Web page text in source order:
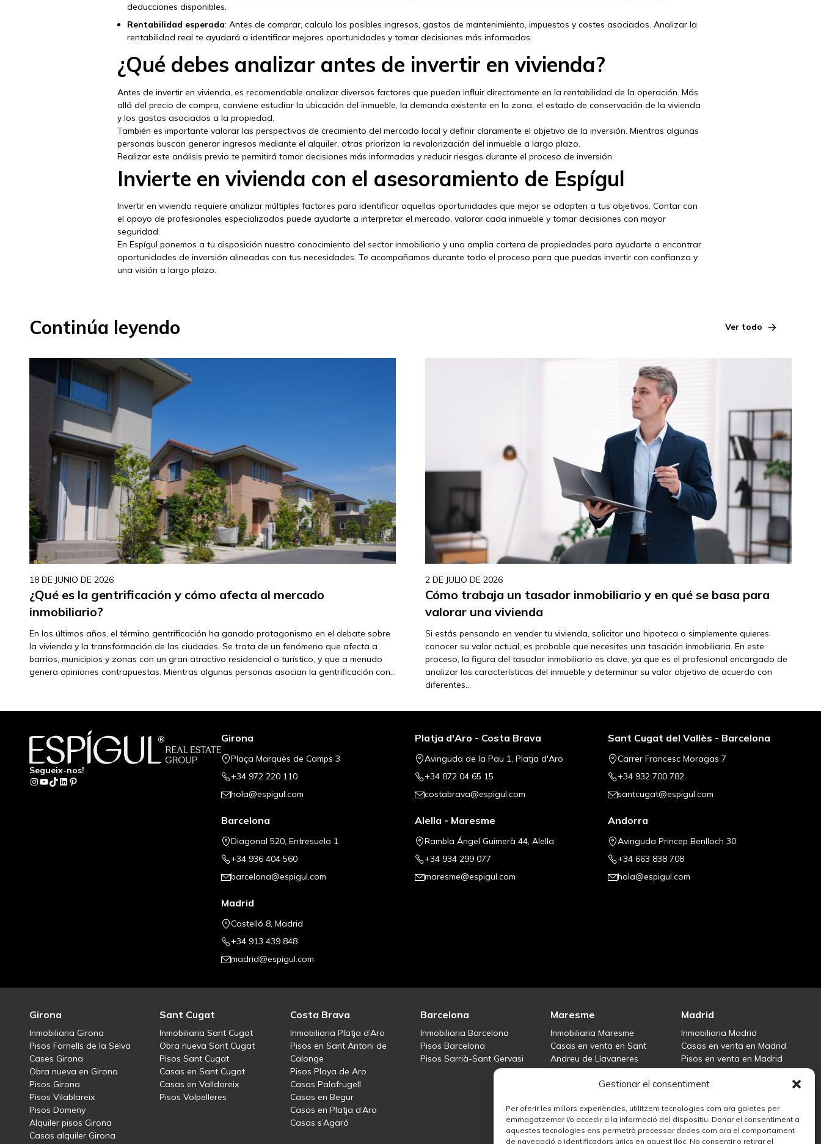
Gestionar el consentiment
Per oferir les millors experiències, utilitzem tecnologies com ara galetes per
emmagatzemar i/o accedir a la informació del dispositiu. Donar el consentiment a
aquestes tecnologies ens permetrà processar dades com ara el comportament
de navegació o identificadors únics en aquest lloc. No consentir o retirar el
deducciones disponibles.
Rentabilidad esperada: Antes de comprar, calcula los posibles ingresos, gastos de mantenimiento, impuestos y costes asociados. Analizar la
rentabilidad real te ayudará a identificar mejores oportunidades y tomar decisiones más informadas.
¿Qué debes analizar antes de invertir en vivienda?
Antes de invertir en vivienda, es recomendable analizar diversos factores que pueden influir directamente en la rentabilidad de la operación. Más
allá del precio de compra, conviene estudiar la ubicación del inmueble, la demanda existente en la zona, el estado de conservación de la vivienda
y los gastos asociados a la propiedad.
También es importante valorar las perspectivas de crecimiento del mercado local y definir claramente el objetivo de la inversión. Mientras algunas
personas buscan generar ingresos mediante el alquiler, otras priorizan la revalorización del inmueble a largo plazo.
Realizar este análisis previo te permitirá tomar decisiones más informadas y reducir riesgos durante el proceso de inversión.
Invierte en vivienda con el asesoramiento de Espígul
Invertir en vivienda requiere analizar múltiples factores para identificar aquellas oportunidades que mejor se adapten a tus objetivos. Contar con
el apoyo de profesionales especializados puede ayudarte a interpretar el mercado, valorar cada inmueble y tomar decisiones con mayor
seguridad.
En Espígul ponemos a tu disposición nuestro conocimiento del sector inmobiliario y una amplia cartera de propiedades para ayudarte a encontrar
oportunidades de inversión alineadas con tus necesidades. Te acompañamos durante todo el proceso para que puedas invertir con confianza y
una visión a largo plazo.
Continúa leyendo Ver todo
18 DE JUNIO DE 2026
¿Qué es la gentrificación y cómo afecta al mercado
inmobiliario?
En los últimos años, el término gentrificación ha ganado protagonismo en el debate sobre
la vivienda y la transformación de las ciudades. Se trata de un fenómeno que afecta a
barrios, municipios y zonas con un gran atractivo residencial o turístico, y que a menudo
genera opiniones contrapuestas. Mientras algunas personas asocian la gentrificación con…
2 DE JULIO DE 2026
Cómo trabaja un tasador inmobiliario y en qué se basa para
valorar una vivienda
Si estás pensando en vender tu vivienda, solicitar una hipoteca o simplemente quieres
conocer su valor actual, es probable que necesites una tasación inmobiliaria. En este
proceso, la figura del tasador inmobiliario es clave, ya que es el profesional encargado de
analizar las características del inmueble y determinar su valor objetivo de acuerdo con
diferentes…
Segueix-nos!
Instagram
YouTube
TikTok
LinkedIn
Pinterest
Girona
Plaça Marquès de Camps 3
+34 972 220 110
hola@espigul.com
Platja d'Aro - Costa Brava
Avinguda de la Pau 1, Platja d'Aro
+34 872 04 65 15
costabrava@espigul.com
Sant Cugat del Vallès - Barcelona
Carrer Francesc Moragas 7
+34 932 700 782
santcugat@espigul.com
Barcelona
Diagonal 520, Entresuelo 1
+34 936 404 560
barcelona@espigul.com
Alella - Maresme
Rambla Ángel Guimerà 44, Alella
+34 934 299 077
maresme@espigul.com
Andorra
Avinguda Princep Benlloch 30
+34 663 838 708
hola@espigul.com
Madrid
Castelló 8, Madrid
+34 913 439 848
madrid@espigul.com
Girona
Inmobiliaria Girona
Pisos Fornells de la Selva
Cases Girona
Obra nueva en Girona
Pisos Girona
Pisos Vilablareix
Pisos Domeny
Alquiler pisos Girona
Casas alquiler Girona
Sant Cugat
Inmobiliaria Sant Cugat
Obra nueva Sant Cugat
Pisos Sant Cugat
Casas en Sant Cugat
Casas en Valldoreix
Pisos Volpelleres
Costa Brava
Inmobiliaria Platja d’Aro
Pisos en Sant Antoni de
Calonge
Pisos Playa de Aro
Casas Palafrugell
Casas en Begur
Casas en Platja d’Aro
Casas s’Agaró
Barcelona
Inmobiliaria Barcelona
Pisos Barcelona
Pisos Sarrià-Sant Gervasi
Maresme
Inmobiliaria Maresme
Casas en venta en Sant
Andreu de Llavaneres
Casas en venta en Tiana
Casas en venta en Teià
Madrid
Inmobiliaria Madrid
Casas en venta en Madrid
Pisos en venta en Madrid
Centro
Vende tu propiedad